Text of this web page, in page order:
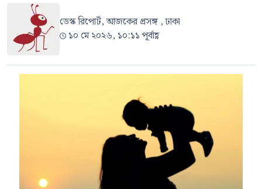
ডেস্ক রিপোর্ট, আজকের প্রসঙ্গ , ঢাকা
১০ মে ২০২৬, ১০:১১ পূর্বাহ্ণ